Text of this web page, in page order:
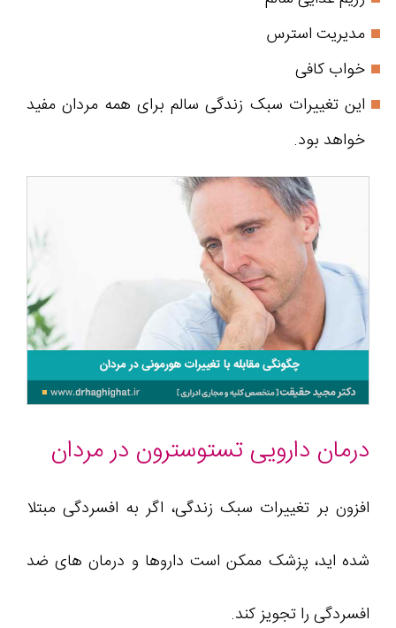
مدیریت استرس
خواب کافی
این تغییرات سبک زندگی سالم برای همه مردان مفید
خواهد بود.
درمان دارویی تستوسترون در مردان
افزون بر تغییرات سبک زندگی، اگر به افسردگی مبتلا
شده اید، پزشک ممکن است داروها و درمان های ضد
افسردگی را تجویز کند.